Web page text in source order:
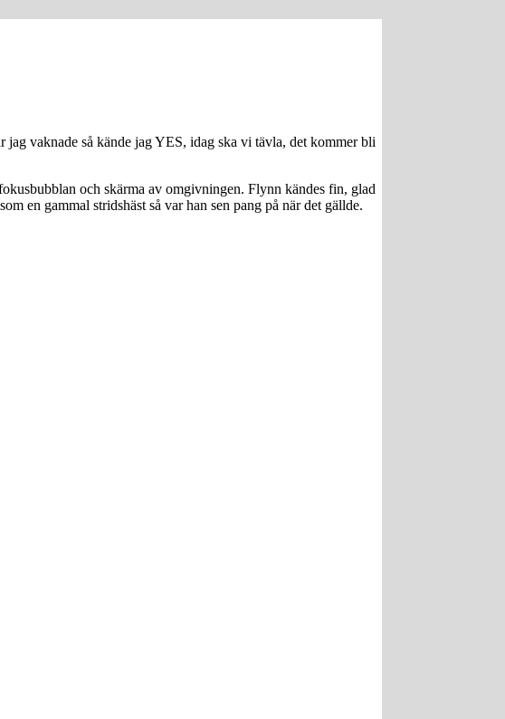
vaknade så kände jag YES, idag ska vi tävla, det kommer bli
och skärma av omgivningen. Flynn kändes fin, glad
en gammal stridshäst så var han sen pang på när det gällde.